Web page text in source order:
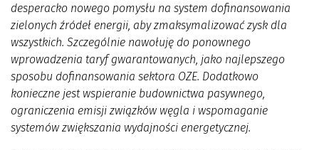
desperacko nowego pomysłu na system dofinansowania
zielonych źródeł energii, aby zmaksymalizować zysk dla
wszystkich. Szczególnie nawołuję do ponownego
wprowadzenia taryf gwarantowanych, jako najlepszego
sposobu dofinansowania sektora OZE. Dodatkowo
konieczne jest wspieranie budownictwa pasywnego,
ograniczenia emisji związków węgla i wspomaganie
systemów zwiększania wydajności energetycznej.